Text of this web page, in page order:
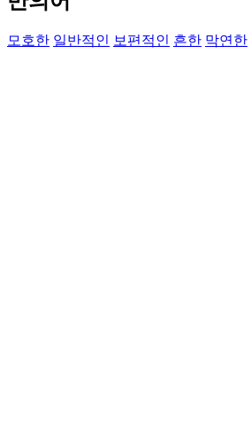
모호한 일반적인 보편적인 흔한 막연한